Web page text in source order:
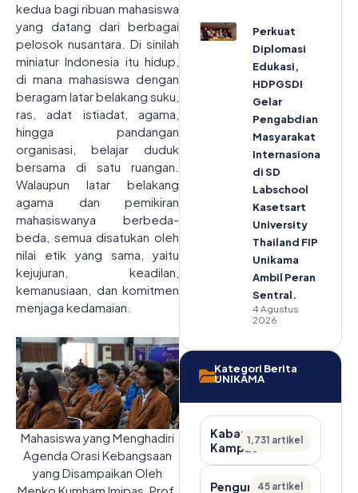
kedua bagi ribuan mahasiswa
yang datang dari berbagai
pelosok nusantara. Di sinilah
miniatur Indonesia itu hidup,
di mana mahasiswa dengan
beragam latar belakang suku,
ras, adat istiadat, agama,
hingga pandangan
organisasi, belajar duduk
bersama di satu ruangan.
Walaupun latar belakang
agama dan pemikiran
mahasiswanya berbeda-
beda, semua disatukan oleh
nilai etik yang sama, yaitu
kejujuran, keadilan,
kemanusiaan, dan komitmen
menjaga kedamaian.
Mahasiswa yang Menghadiri
Agenda Orasi Kebangsaan
yang Disampaikan Oleh
Perkuat
Diplomasi
Edukasi,
HDPGSDI
Gelar
Pengabdian
Masyarakat
Internasional
di SD
Labschool
Kasetsart
University
Thailand FIP
Unikama
Ambil Peran
Sentral.
4 Agustus
2026
Kategori Berita
UNIKAMA
Kabar
Kampus
1,731 artikel
Pengumuman
45 artikel